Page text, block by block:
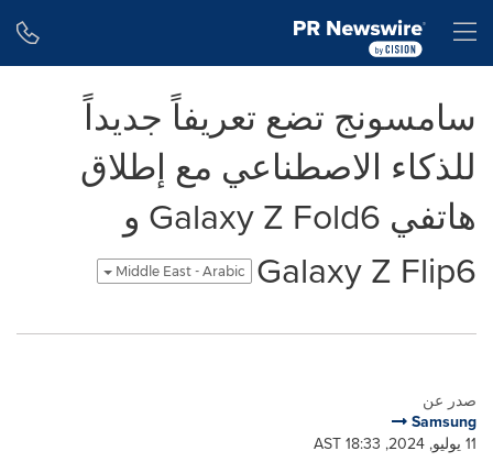
سامسونج تضع تعريفاً جديداً
للذكاء الاصطناعي مع إطلاق
هاتفي Galaxy Z Fold6 و
Galaxy Z Flip6
Middle East - Arabic
صدر عن
Samsung
11 يوليو, 2024, 18:33 AST